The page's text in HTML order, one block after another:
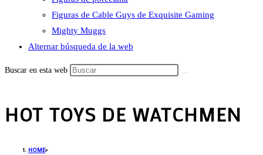
Figuras de Cable Guys de Exquisite Gaming
Mighty Muggs
Alternar búsqueda de la web
Buscar en esta web
HOT TOYS DE WATCHMEN
HOME>